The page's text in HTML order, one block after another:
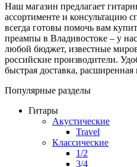
Наш магазин предлагает
ассортименте и консультацию
всегда готовы помочь вам
преампы в Владивостоке – у
любой бюджет, известные
российские производители.
быстрая доставка, расширенная
Популярные разделы
Гитары
Акустические
Travel
Классические
1/2
3/4